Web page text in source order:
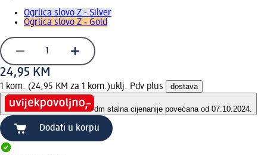
Ogrlica slovo Z - Silver
Ogrlica slovo Z - Gold
24,95 KM
1 kom. (24,95 KM za 1 kom.)uklj. Pdv plus dostava
dm stalna cijenanije povećana od 07.10.2024.
Dodati u korpu